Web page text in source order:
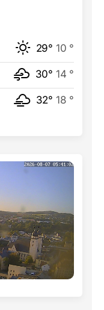
29° 10 °
30° 14 °
32° 18 °